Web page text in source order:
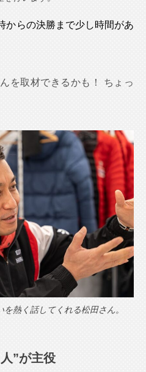
からの決勝まで少し時間があ
を取材できるかも！ ちょっ
熱く話してくれる松田さん。
”が主役